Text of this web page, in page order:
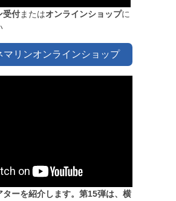
受付またはオンラインショップに
マリンオンラインショップ
ターを紹介します。第15弾は、横